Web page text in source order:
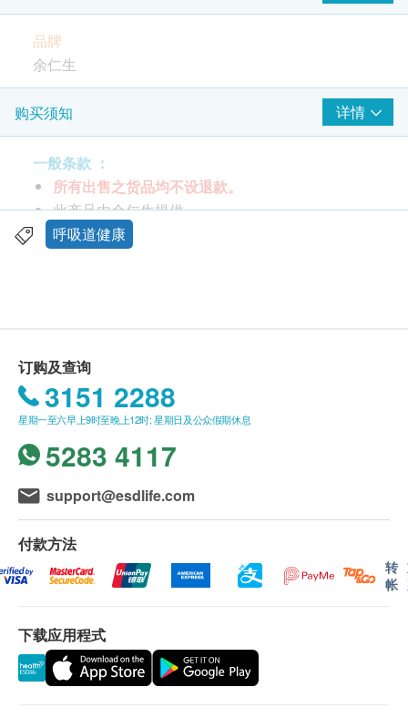
品牌
余仁生
包装规格
每盒1樽 / 每樽净重0.37克
特性及功效
化痰止咳，清肺顺气。
主治: 小儿痰热闭肺所致之咳嗽痰多、痰稠难咯及
胸膈不舒等症。
一个月至三岁小儿 - 每日一次，每次服一樽。
三至十二岁儿童 - 每日两次，每次一樽。
成份
猴枣末，胆南星，川贝母，姜半夏，防风等。
购买须知 详情
一般条款 ：
所有出售之货品均不设退款。
此产品由余仁生提供。
如有任何争议，余仁生及健康网购health.ESDlife
费。
我们将于确定订单后2-4个工作天内安排发货。
不排除运送时间会因节日而有所影响。 当八号烈
风讯号悬挂或黑色暴雨警告生效时，送货服务时间
将会延迟。
所有订单须视乎相关货品的供应情况再作最后确
认。 倘若健康网购health.ESDlife未能提供任何订
单上的货品，健康网购health.ESDlife有权拒绝接
受该订单，并且会于送货前透过电话或电邮通知顾
客再作安排。
保用条款 ：
货品质量保证，于顾客收到产品当日起计，使用
期应最少有12个月或以上。(1包装滴鸡精属短期货
呼吸道健康
订购及查询
3151 2288
星期一至六早上9时至晚上12时; 星期日及公众假期休息
5283 4117
support@esdlife.com
付款方法
转
帐
下载应用程式